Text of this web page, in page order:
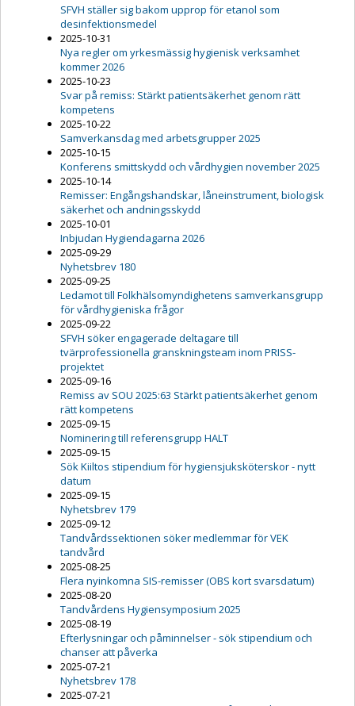
SFVH ställer sig bakom upprop för etanol som
desinfektionsmedel
2025-10-31
Nya regler om yrkesmässig hygienisk verksamhet
kommer 2026
2025-10-23
Svar på remiss: Stärkt patientsäkerhet genom rätt
kompetens
2025-10-22
Samverkansdag med arbetsgrupper 2025
2025-10-15
Konferens smittskydd och vårdhygien november 2025
2025-10-14
Remisser: Engångshandskar, låneinstrument, biologisk
säkerhet och andningsskydd
2025-10-01
Inbjudan Hygiendagarna 2026
2025-09-29
Nyhetsbrev 180
2025-09-25
Ledamot till Folkhälsomyndighetens samverkansgrupp
för vårdhygieniska frågor
2025-09-22
SFVH söker engagerade deltagare till
tvärprofessionella granskningsteam inom PRISS-
projektet
2025-09-16
Remiss av SOU 2025:63 Stärkt patientsäkerhet genom
rätt kompetens
2025-09-15
Nominering till referensgrupp HALT
2025-09-15
Sök Kiiltos stipendium för hygiensjuksköterskor - nytt
datum
2025-09-15
Nyhetsbrev 179
2025-09-12
Tandvårdssektionen söker medlemmar för VEK
tandvård
2025-08-25
Flera nyinkomna SIS-remisser (OBS kort svarsdatum)
2025-08-20
Tandvårdens Hygiensymposium 2025
2025-08-19
Efterlysningar och påminnelser - sök stipendium och
chanser att påverka
2025-07-21
Nyhetsbrev 178
2025-07-21